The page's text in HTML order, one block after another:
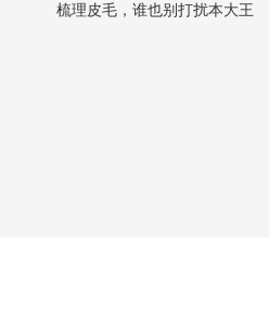
梳理皮毛，谁也别打扰本大王